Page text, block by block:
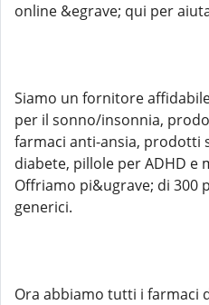
online &egrave; qui per
Siamo un fornitore
per il sonno/insonnia,
farmaci anti-ansia, prodotti
diabete, pillole per ADHD e
Offriamo pi&ugrave; di 300
generici.
Ora abbiamo tutti i farmaci